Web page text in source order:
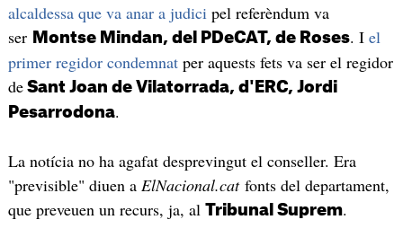
alcaldessa que va anar a judicipel referèndum va
ser Montse Mindan, del PDeCAT, de Roses. I el
primer regidor condemnatper aquests fets va ser el regidor
deSant Joan de Vilatorrada, d'ERC, Jordi
Pesarrodona.
La notícia no ha agafat desprevingut el conseller. Era
"previsible" diuen a ElNacional.catfonts del departament,
que preveuen un recurs, ja, al Tribunal Suprem.